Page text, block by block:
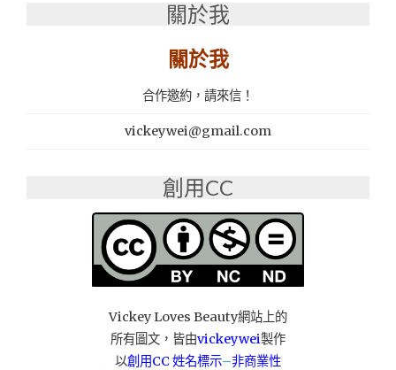
活
點
心
組
合"
關於我
關於我
合作邀約，請來信！
vickeywei@gmail.com
創用CC
Vickey Loves Beauty網站上的
所有圖文，皆由vickeywei製作
以創用CC 姓名標示–非商業性